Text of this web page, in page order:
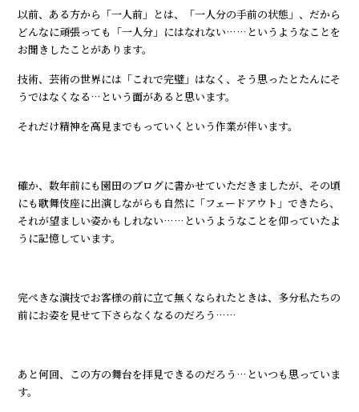
以前、ある方から「一人前」とは、「一人分の手前の状態」、だから
どんなに頑張っても「一人分」にはなれない……というようなことを
お聞きしたことがあります。
技術、芸術の世界には「これで完璧」はなく、そう思ったとたんにそ
うではなくなる…という面があると思います。
それだけ精神を高見までもっていくという作業が伴います。
確か、数年前にも園田のブログに書かせていただきましたが、その頃
にも歌舞伎座に出演しながらも自然に「フェードアウト」できたら、
それが望ましい姿かもしれない……というようなことを仰っていたよ
うに記憶しています。
完ぺきな演技でお客様の前に立て無くなられたときは、多分私たちの
前にお姿を見せて下さらなくなるのだろう……
あと何回、この方の舞台を拝見できるのだろう…といつも思っていま
す。